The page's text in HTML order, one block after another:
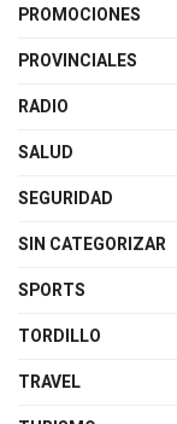
PROMOCIONES
PROVINCIALES
RADIO
SALUD
SEGURIDAD
SIN CATEGORIZAR
SPORTS
TORDILLO
TRAVEL